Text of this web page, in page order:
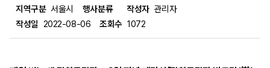
지역구분 서울시 행사분류 작성자 관리자
작성일 2022-08-06 조회수 1072